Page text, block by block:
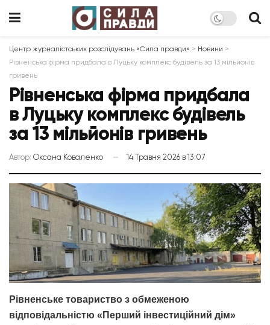
Центр журналістських розслідувань «Сила правди» > Новини >
Рівненська фірма придбала в Луцьку комплекс будівель за 13 мільйонів
гривень
Рівненська фірма придбала
в Луцьку комплекс будівель
за 13 мільйонів гривень
Автор: Оксана Коваленко 14 Травня 2026 в 13:07
Рівненське товариство з обмеженою
відповідальністю «Перший інвестиційний дім»